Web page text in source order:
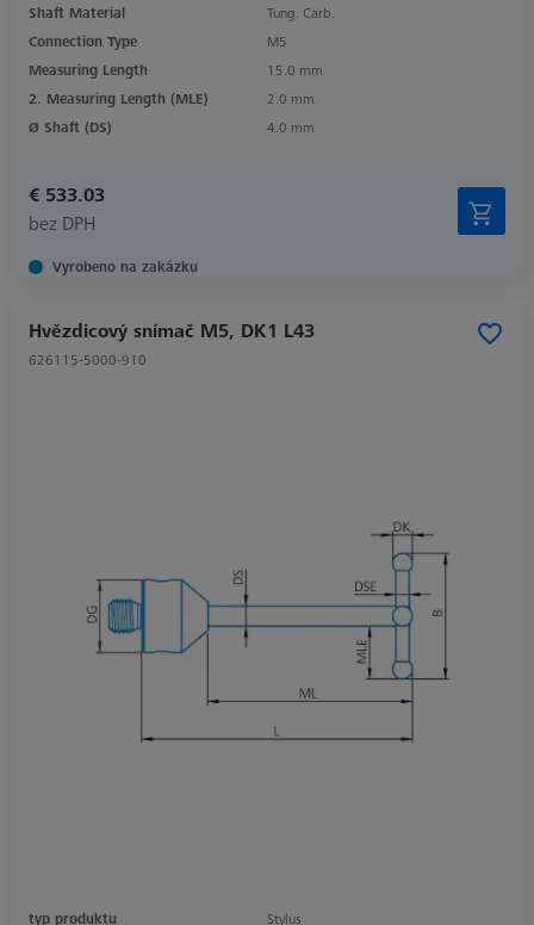
Shaft Material
Tung. Carb.
Connection Type
M5
Measuring Length
15.0 mm
2. Measuring Length (MLE)
2.0 mm
Ø Shaft (DS)
4.0 mm
€ 533.03
bez DPH
Vyrobeno na zakázku
Hvězdicový snímač M5, DK1 L43
626115-5000-910
typ produktu
Stylus